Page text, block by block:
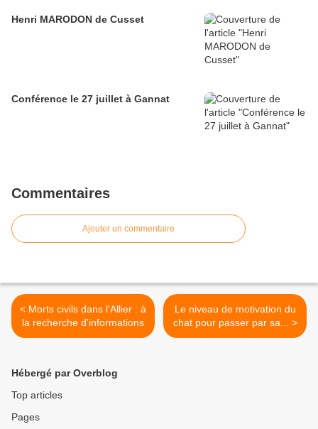
Henri MARODON de Cusset
Conférence le 27 juillet à Gannat
Commentaires
Ajouter un commentaire
< Morts civils dans l'Allier : à
la recherche d'informations
Le niveau de motivation du
chat pour passer par sa... >
Hébergé par Overblog
Top articles
Pages